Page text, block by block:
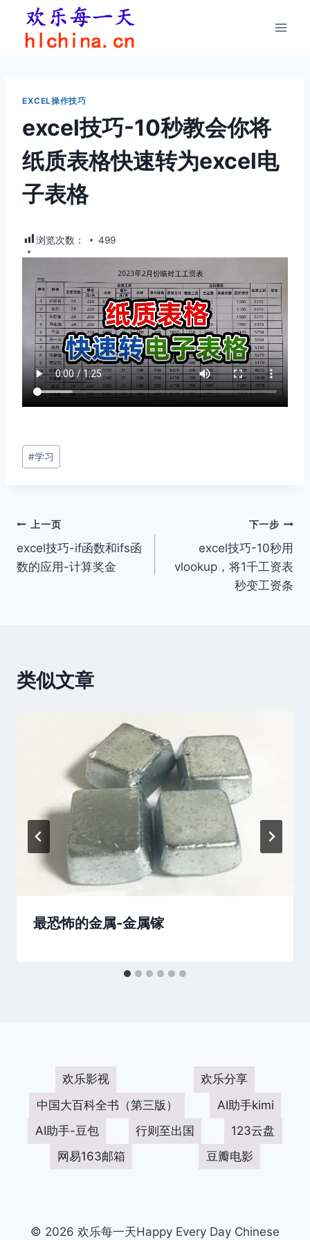
EXCEL操作技巧
excel技巧-10秒教会你将
纸质表格快速转为excel电
子表格
浏览次数： 499
文
章
#学习
文
章
上一页
excel技巧-if函数和ifs函
数的应用-计算奖金
下一步
excel技巧-10秒用
vlookup，将1千工资表
秒变工资条
类似文章
最恐怖的金属-金属镓
欢乐影视
欢乐分享
中国大百科全书（第三版）
AI助手kimi
AI助手-豆包
行则至出国
123云盘
网易163邮箱
豆瓣电影
© 2026 欢乐每一天Happy Every Day Chinese